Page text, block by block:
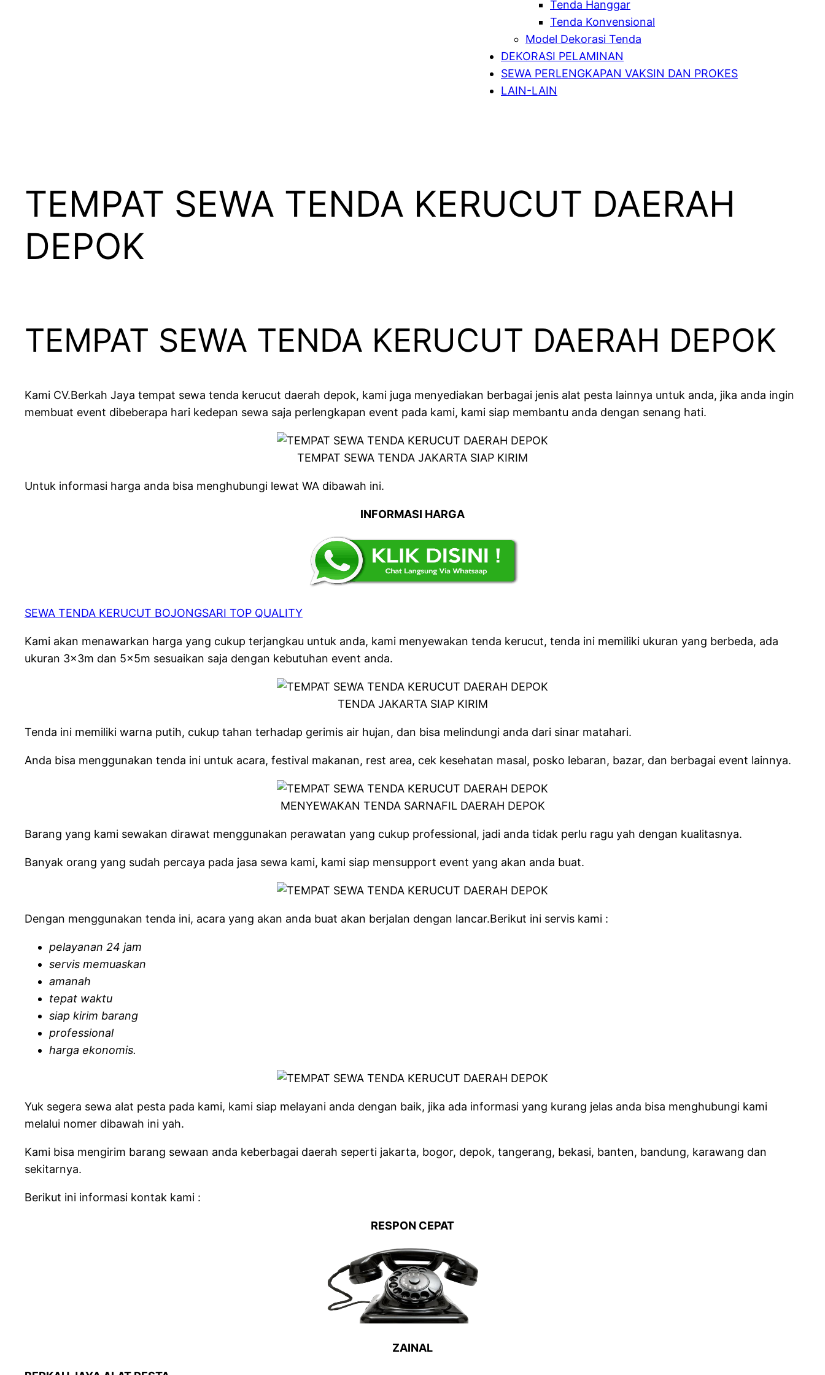
Tenda Hanggar
Tenda Konvensional
Model Dekorasi Tenda
DEKORASI PELAMINAN
SEWA PERLENGKAPAN VAKSIN DAN PROKES
LAIN-LAIN
TEMPAT SEWA TENDA KERUCUT DAERAH
DEPOK
TEMPAT SEWA TENDA KERUCUT DAERAH DEPOK
Kami CV.Berkah Jaya tempat sewa tenda kerucut daerah depok, kami juga menyediakan berbagai jenis alat pesta lainnya untuk anda, jika anda ingin
membuat event dibeberapa hari kedepan sewa saja perlengkapan event pada kami, kami siap membantu anda dengan senang hati.
TEMPAT SEWA TENDA JAKARTA SIAP KIRIM
Untuk informasi harga anda bisa menghubungi lewat WA dibawah ini.
INFORMASI HARGA
SEWA TENDA KERUCUT BOJONGSARI TOP QUALITY
Kami akan menawarkan harga yang cukup terjangkau untuk anda, kami menyewakan tenda kerucut, tenda ini memiliki ukuran yang berbeda, ada
ukuran 3x3m dan 5x5m sesuaikan saja dengan kebutuhan event anda.
TENDA JAKARTA SIAP KIRIM
Tenda ini memiliki warna putih, cukup tahan terhadap gerimis air hujan, dan bisa melindungi anda dari sinar matahari.
Anda bisa menggunakan tenda ini untuk acara, festival makanan, rest area, cek kesehatan masal, posko lebaran, bazar, dan berbagai event lainnya.
MENYEWAKAN TENDA SARNAFIL DAERAH DEPOK
Barang yang kami sewakan dirawat menggunakan perawatan yang cukup professional, jadi anda tidak perlu ragu yah dengan kualitasnya.
Banyak orang yang sudah percaya pada jasa sewa kami, kami siap mensupport event yang akan anda buat.
Dengan menggunakan tenda ini, acara yang akan anda buat akan berjalan dengan lancar.Berikut ini servis kami :
pelayanan 24 jam
servis memuaskan
amanah
tepat waktu
siap kirim barang
professional
harga ekonomis.
Yuk segera sewa alat pesta pada kami, kami siap melayani anda dengan baik, jika ada informasi yang kurang jelas anda bisa menghubungi kami
melalui nomer dibawah ini yah.
Kami bisa mengirim barang sewaan anda keberbagai daerah seperti jakarta, bogor, depok, tangerang, bekasi, banten, bandung, karawang dan
sekitarnya.
Berikut ini informasi kontak kami :
RESPON CEPAT
ZAINAL